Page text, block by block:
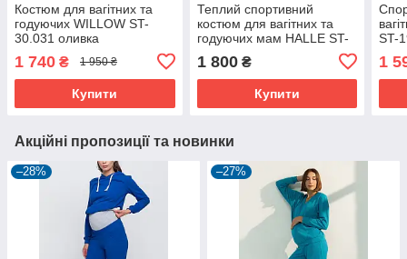
Костюм для вагітних та
годуючих WILLOW ST-
30.031 оливка
1 740 ₴ 1 950 ₴
Купити
Теплий спортивний
костюм для вагітних та
годуючих мам HALLE ST-
1 800₴
Купити
ST-
1
Акційні пропозиції та новинки
–28% –27%